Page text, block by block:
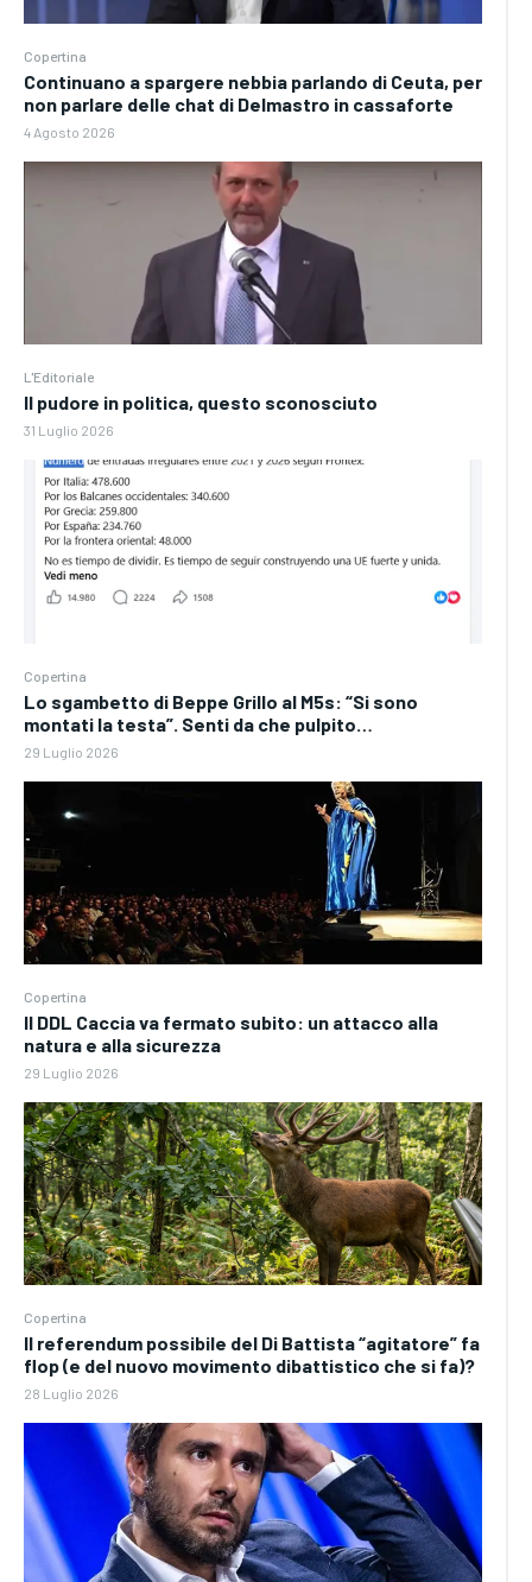
Copertina
Continuano a spargere nebbia parlando di Ceuta, per
non parlare delle chat di Delmastro in cassaforte
4 Agosto 2026
L'Editoriale
Il pudore in politica, questo sconosciuto
31 Luglio 2026
Copertina
Lo sgambetto di Beppe Grillo al M5s: “Si sono
montati la testa”. Senti da che pulpito…
29 Luglio 2026
Copertina
Il DDL Caccia va fermato subito: un attacco alla
natura e alla sicurezza
29 Luglio 2026
Copertina
Il referendum possibile del Di Battista “agitatore” fa
flop (e del nuovo movimento dibattistico che si fa)?
28 Luglio 2026